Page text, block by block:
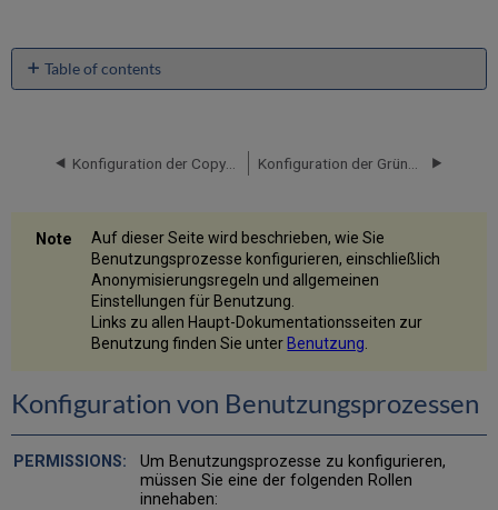
Table of contents
Konfiguration
Auswahl
der
zu
anonymisierenden
Datentypen
Konfigurieren
Anonymisierungsregeln
Konfiguration
anderer
Einstellungen
Auf dieser Seite wird beschrieben, wie Sie
Benutzungsprozesse konfigurieren, einschließlich
Anonymisierungsregeln und allgemeinen
Einstellungen für Benutzung.
Links zu allen Haupt-Dokumentationsseiten zur
Benutzung finden Sie unter Benutzung.
Konfiguration von Benutzungsprozessen
Um Benutzungsprozesse zu konfigurieren,
müssen Sie eine der folgenden Rollen
innehaben: